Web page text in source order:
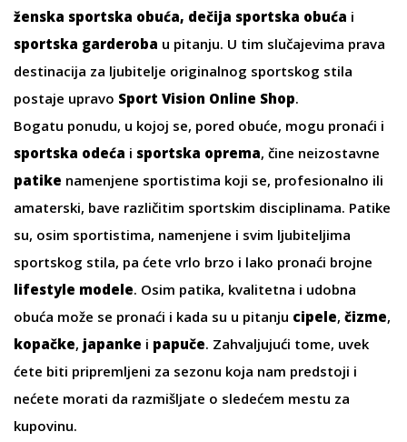
ženska sportska obuća, dečija sportska obuća i
sportska garderoba u pitanju. U tim slučajevima prava
destinacija za ljubitelje originalnog sportskog stila
postaje upravo Sport Vision Online Shop.
Bogatu ponudu, u kojoj se, pored obuće, mogu pronaći i
sportska odeća i sportska oprema, čine neizostavne
patike namenjene sportistima koji se, profesionalno ili
amaterski, bave različitim sportskim disciplinama. Patike
su, osim sportistima, namenjene i svim ljubiteljima
sportskog stila, pa ćete vrlo brzo i lako pronaći brojne
lifestyle modele. Osim patika, kvalitetna i udobna
obuća može se pronaći i kada su u pitanju cipele, čizme,
kopačke, japanke i papuče. Zahvaljujući tome, uvek
ćete biti pripremljeni za sezonu koja nam predstoji i
nećete morati da razmišljate o sledećem mestu za
kupovinu.